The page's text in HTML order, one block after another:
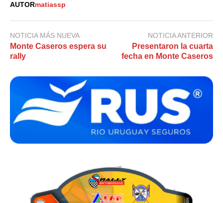
AUTORmatiassp
NOTICIA MÁS NUEVA
Monte Caseros espera su
rally
NOTICIA ANTERIOR
Presentaron la cuarta
fecha en Monte Caseros